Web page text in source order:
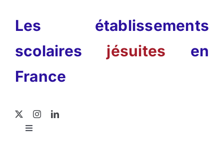
Les établissements
scolaires jésuites en
France
Toggle